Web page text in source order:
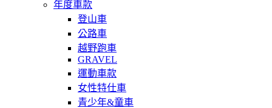
年度車款
登山車
公路車
越野跑車
GRAVEL
運動車款
女性特仕車
青少年&童車